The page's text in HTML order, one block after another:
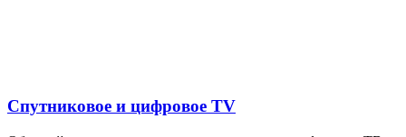
Спутниковое и цифровое TV